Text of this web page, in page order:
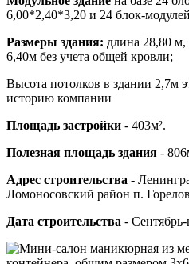
6,00*2,40*3,20 и 24 блок-
Размеры здания: длина 28,80
6,40м без учета общей кровли;
Высота потолков в здании 2,7м
историю компании
Площадь застройки - 403м².
Полезная площадь здания -
Адрес строительства -
Ломоносовский район п.
Дата строительства - Сентябрь-